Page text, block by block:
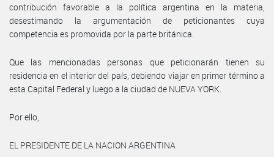
contribución favorable a la política argentina en la materia,
desestimando la argumentación de peticionantes cuya
competencia es promovida por la parte británica.
Que las mencionadas personas que peticionarán tienen su
residencia en el interior del país, debiendo viajar en primer término a
esta Capital Federal y luego a la ciudad de NUEVA YORK.
Por ello,
EL PRESIDENTE DE LA NACION ARGENTINA